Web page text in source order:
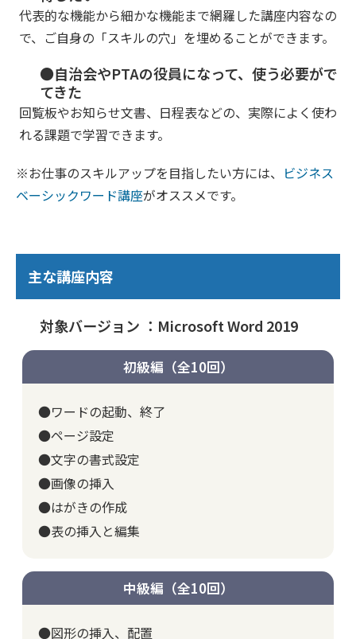
代表的な機能から細かな機能まで網羅した講座内容なの
で、ご自身の「スキルの穴」を埋めることができます。
●自治会やPTAの役員になって、使う必要がで
てきた
回覧板やお知らせ文書、日程表などの、実際によく使わ
れる課題で学習できます。
※お仕事のスキルアップを目指したい方には、 ビジネス
ベーシックワード講座がオススメです。
主な講座内容
対象バージョン ：Microsoft Word 2019
初級編（全10回）
●ワードの起動、終了
●ページ設定
●文字の書式設定
●画像の挿入
●はがきの作成
●表の挿入と編集
中級編（全10回）
●図形の挿入、配置